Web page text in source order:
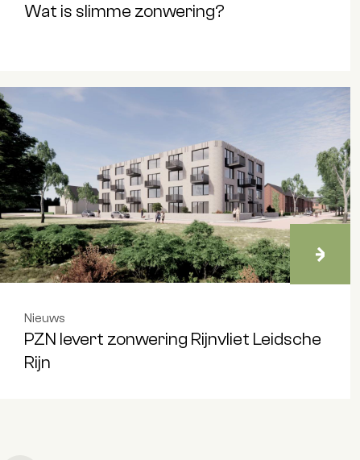
Wat is slimme zonwering?
Nieuws
PZN levert zonwering Rijnvliet Leidsche
Rijn